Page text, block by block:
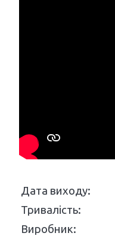
Дата виходу:
Тривалість:
Виробник: